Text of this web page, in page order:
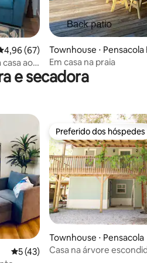
de uma avaliação média de 5,
4,96 (67)
ao
Townhouse ⋅ Pensacola
h
Em casa na praia
e secadora
hóspedes
5 de uma avaliação média de 5,
5 (43)
Preferido dos hóspedes
Preferido dos hóspedes
Townhouse ⋅ Pensacola
Casa na árvore